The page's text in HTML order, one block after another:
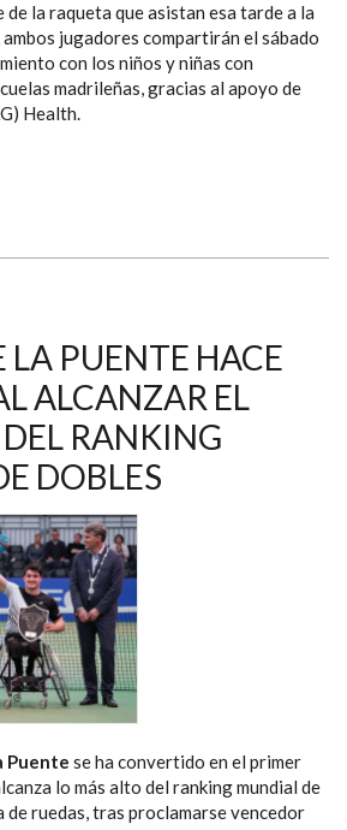
la raqueta que asistan esa tarde a la
jugadores compartirán el sábado
con los niños y niñas con
madrileñas, gracias al apoyo de
Health.
PUENTE HACE
ALCANZAR EL
RANKING
DOBLES
Puente se ha convertido en el primer
lo más alto del ranking mundial de
de ruedas, tras proclamarse vencedor